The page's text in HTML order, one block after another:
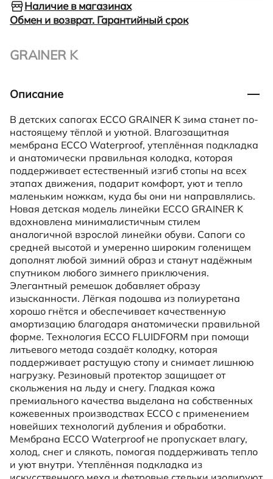
Наличие в магазинах
Обмен и возврат. Гарантийный срок
GRAINER K
Описание
В детских сапогах ECCO GRAINER K зима станет по-
настоящему тёплой и уютной. Влагозащитная
мембрана ECCO Waterproof, утеплённая подкладка
и анатомически правильная колодка, которая
поддерживает естественный изгиб стопы на всех
этапах движения, подарит комфорт, уют и тепло
маленьким ножкам, куда бы они ни направлялись.
Новая детская модель линейки ECCO GRAINER K
вдохновлена минималистичным стилем
аналогичной взрослой линейки обуви. Сапоги со
средней высотой и умеренно широким голенищем
дополнят любой зимний образ и станут надёжным
спутником любого зимнего приключения.
Элегантный ремешок добавляет образу
изысканности. Лёгкая подошва из полиуретана
хорошо гнётся и обеспечивает качественную
амортизацию благодаря анатомически правильной
форме. Технология ECCO FLUIDFORM при помощи
литьевого метода создаёт колодку, которая
поддерживает растущую стопу и снимает лишнюю
нагрузку. Резиновый протектор защищает от
скольжения на льду и снегу. Гладкая кожа
премиального качества выделана на собственных
кожевенных производствах ECCO с применением
новейших технологий дубления и обработки.
Мембрана ECCO Waterproof не пропускает влагу,
холод, снег и слякоть, помогая поддерживать тепло
и уют внутри. Утеплённая подкладка из